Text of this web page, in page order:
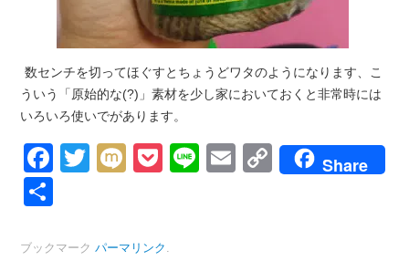
数センチを切ってほぐすとちょうどワタのようになります、こ
ういう「原始的な(?)」素材を少し家においておくと非常時には
いろいろ使いでがあります。
Facebook
Twitter
MixiPocket
LineEmailCopyShare
ブックマーク パーマリンク .